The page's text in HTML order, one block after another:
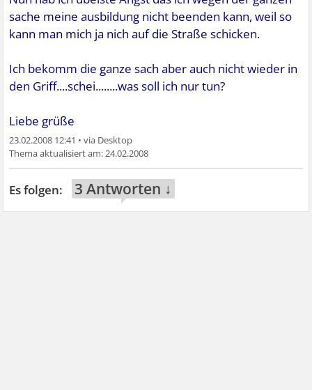
sache meine ausbildung nicht beenden kann, weil so
kann man mich ja nich auf die Straße schicken.
Ich bekomm die ganze sach aber auch nicht wieder in
den Griff....schei........was soll ich nur tun?
Liebe grüße
23.02.2008 12:41 •
24.02.2008
3 Antworten ↓